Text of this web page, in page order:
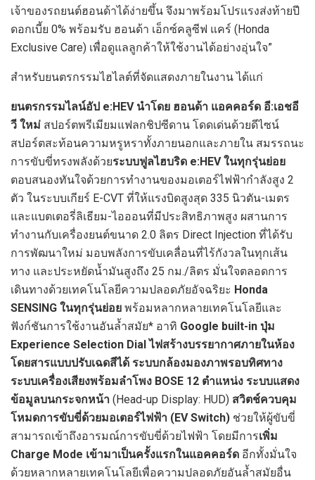
เจ้าของรถยนต์ฮอนด้าได้ง่ายขึ้น จึงมาพร้อมโปรแรงส่งท้ายปี
ดอกเบี้ย 0% พร้อมรับ ฮอนด้า เอ็กซ์คลูซีฟ แคร์ (Honda
Exclusive Care) เพื่อดูแลลูกค้าให้ใช้งานได้อย่างอุ่นใจ”
สำหรับยนตรกรรมไฮไลต์ที่จัดแสดงภายในงาน ได้แก่
ยนตรกรรมไลน์อัป e:HEV นำโดย ฮอนด้า แอคคอร์ด อี:เอชอี
วี ใหม่ สปอร์ตพรีเมียมแฟลกชิปซีดาน โดดเด่นด้วยดีไซน์
สปอร์ตสะท้อนความหรูหราทั้งภายนอกและภายใน สมรรถนะ
การขับขี่ทรงพลังด้วยระบบฟูลไฮบริด e:HEV ในทุกรุ่นย่อย
ตอบสนองทันใจด้วยการทำงานของมอเตอร์ไฟฟ้ากำลังสูง 2
ตัว ในระบบเกียร์ E-CVT ที่ให้แรงบิดสูงสุด 335 นิวตัน-เมตร
และแบตเตอรี่ลิเธียม-ไอออนที่มีประสิทธิภาพสูง ผสานการ
ทำงานกับเครื่องยนต์ขนาด 2.0 ลิตร Direct Injection ที่ได้รับ
การพัฒนาใหม่ มอบพลังการขับเคลื่อนที่ไร้กังวลในทุกเส้น
ทาง และประหยัดน้ำมันสูงถึง 25 กม./ลิตร มั่นใจตลอดการ
เดินทางด้วยเทคโนโลยีความปลอดภัยอัจฉริยะ Honda
SENSING ในทุกรุ่นย่อย พร้อมหลากหลายเทคโนโลยีและ
ฟังก์ชันการใช้งานอันล้ำสมัย* อาทิ Google built-in ปุ่ม
Experience Selection Dial ไฟสร้างบรรยากาศภายในห้อง
โดยสารแบบปรับเฉดสีได้ ระบบกล้องมองภาพรอบทิศทาง
ระบบเครื่องเสียงพร้อมลำโพง BOSE 12 ตำแหน่ง ระบบแสดง
ข้อมูลบนกระจกหน้า (Head-up Display: HUD) สวิตช์ควบคุม
โหมดการขับขี่ด้วยมอเตอร์ไฟฟ้า (EV Switch) ช่วยให้ผู้ขับขี่
สามารถเข้าถึงอารมณ์การขับขี่ด้วยไฟฟ้า โดยมีการเพิ่ม
Charge Mode เข้ามาเป็นครั้งแรกในแอคคอร์ด อีกทั้งมั่นใจ
ด้วยหลากหลายเทคโนโลยีเพื่อความปลอดภัยอันล้ำสมัยอื่น